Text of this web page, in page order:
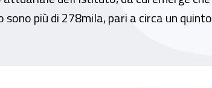
più di 278mila, pari a circa un